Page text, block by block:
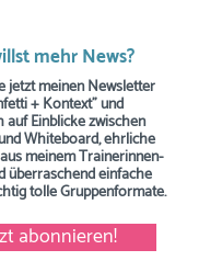
mehr News?
jetzt meinen Newsletter
+ Kontext" und
auf Einblicke zwischen
Whiteboard, ehrliche
meinem Trainerinnen-
überraschend einfache
tolle Gruppenformate.
abonnieren!